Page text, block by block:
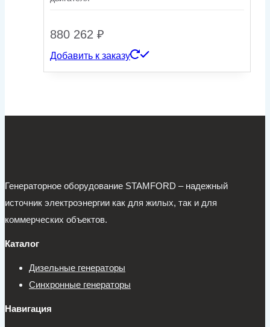
880 262 ₽
Добавить к заказу
Генераторное оборудование STAMFORD – надежный
источник электроэнергии как для жилых, так и для
коммерческих объектов.
Каталог
Дизельные генераторы
Синхронные генераторы
Навигация